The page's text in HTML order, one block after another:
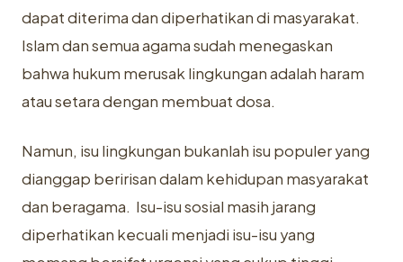
dapat diterima dan diperhatikan di masyarakat.
Islam dan semua agama sudah menegaskan
bahwa hukum merusak lingkungan adalah haram
atau setara dengan membuat dosa.
Namun, isu lingkungan bukanlah isu populer yang
dianggap beririsan dalam kehidupan masyarakat
dan beragama. Isu-isu sosial masih jarang
diperhatikan kecuali menjadi isu-isu yang